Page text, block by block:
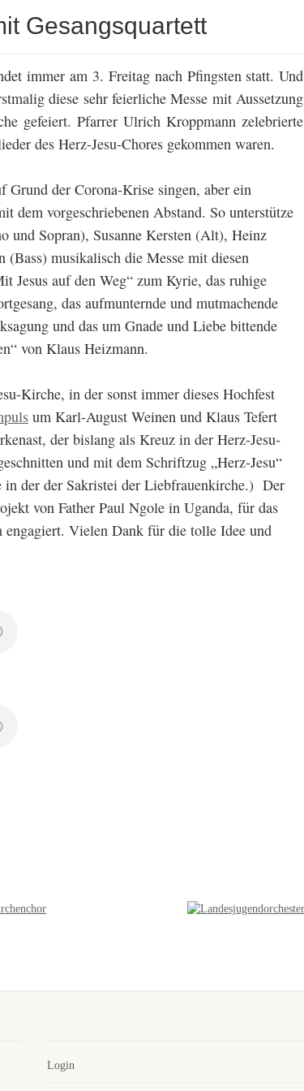
Gesangsquartett
immer am 3. Freitag nach Pfingsten statt. Und
diese sehr feierliche Messe mit Aussetzung
gefeiert. Pfarrer Ulrich Kroppmann zelebrierte
des Herz-Jesu-Chores gekommen waren.
Grund der Corona-Krise singen, aber ein
dem vorgeschriebenen Abstand. So unterstütze
und Sopran), Susanne Kersten (Alt), Heinz
musikalisch die Messe mit diesen
Jesus auf den Weg“ zum Kyrie, das ruhige
das aufmunternde und mutmachende
und das um Gnade und Liebe bittende
von Klaus Heizmann.
Kirche, in der sonst immer dieses Hochfest
um Karl-August Weinen und Klaus Tefert
der bislang als Kreuz in der Herz-Jesu-
und mit dem Schriftzug „Herz-Jesu“
in der der Sakristei der Liebfrauenkirche.) Der
von Father Paul Ngole in Uganda, für das
engagiert. Vielen Dank für die tolle Idee und
Login